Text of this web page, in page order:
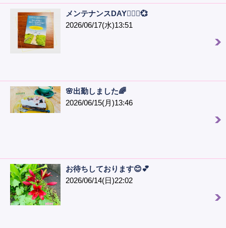
メンテナンスDAY🙋🏻‍♀️💞
2026/06/17(水)13:51
🌸出勤しました🌈
2026/06/15(月)13:46
お待ちしております😊💕
2026/06/14(日)22:02